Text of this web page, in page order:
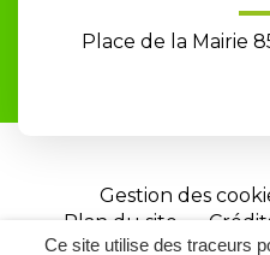
Ce site utilise des traceurs
Place de la Mairie
Gestion des
Plan du site